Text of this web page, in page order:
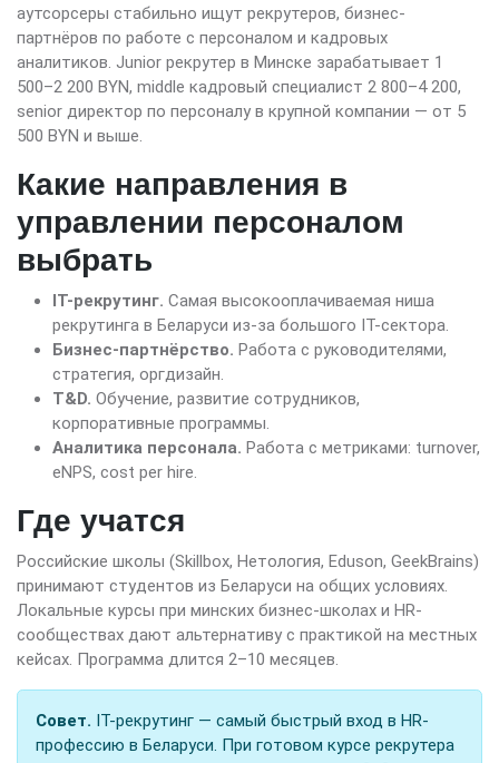
аутсорсеры стабильно ищут рекрутеров, бизнес-
партнёров по работе с персоналом и кадровых
аналитиков. Junior рекрутер в Минске зарабатывает 1
500–2 200 BYN, middle кадровый специалист 2 800–4 200,
senior директор по персоналу в крупной компании — от 5
500 BYN и выше.
Какие направления в
управлении персоналом
выбрать
IT-рекрутинг. Самая высокооплачиваемая ниша
рекрутинга в Беларуси из-за большого IT-сектора.
Бизнес-партнёрство. Работа с руководителями,
стратегия, оргдизайн.
T&D. Обучение, развитие сотрудников,
корпоративные программы.
Аналитика персонала. Работа с метриками: turnover,
eNPS, cost per hire.
Где учатся
Российские школы (Skillbox, Нетология, Eduson, GeekBrains)
принимают студентов из Беларуси на общих условиях.
Локальные курсы при минских бизнес-школах и HR-
сообществах дают альтернативу с практикой на местных
кейсах. Программа длится 2–10 месяцев.
Совет. IT-рекрутинг — самый быстрый вход в HR-
профессию в Беларуси. При готовом курсе рекрутера